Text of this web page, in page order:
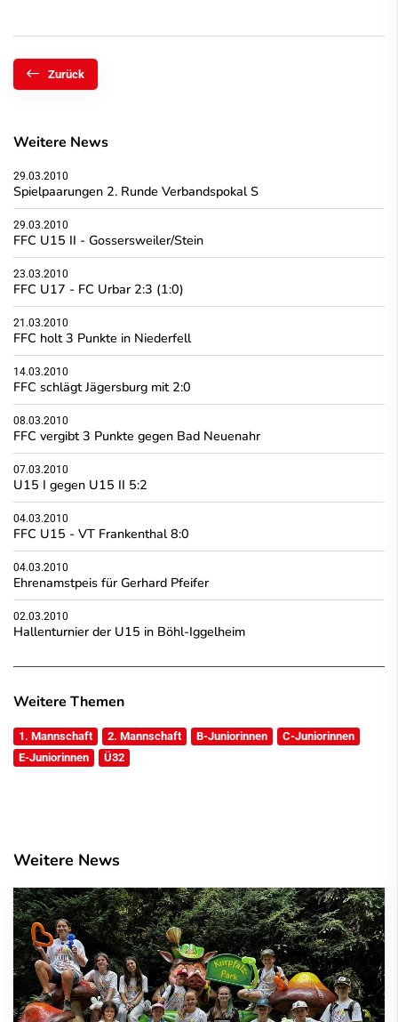
Zurück
Weitere News
29.03.2010
Spielpaarungen 2. Runde Verbandspokal S
29.03.2010
FFC U15 II - Gossersweiler/Stein
23.03.2010
FFC U17 - FC Urbar 2:3 (1:0)
21.03.2010
FFC holt 3 Punkte in Niederfell
14.03.2010
FFC schlägt Jägersburg mit 2:0
08.03.2010
FFC vergibt 3 Punkte gegen Bad Neuenahr
07.03.2010
U15 I gegen U15 II 5:2
04.03.2010
FFC U15 - VT Frankenthal 8:0
04.03.2010
Ehrenamstpeis für Gerhard Pfeifer
02.03.2010
Hallenturnier der U15 in Böhl-Iggelheim
Weitere Themen
1. Mannschaft 2. Mannschaft B-Juniorinnen
C-Juniorinnen
E-Juniorinnen
Ü32
Weitere News